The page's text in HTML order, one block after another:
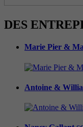
DES
Marie Pier &
Antoine &